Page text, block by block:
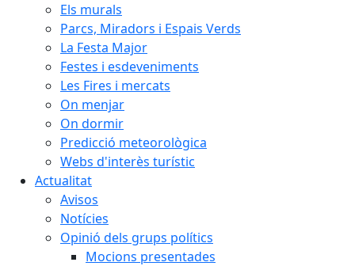
Els murals
Parcs, Miradors i Espais Verds
La Festa Major
Festes i esdeveniments
Les Fires i mercats
On menjar
On dormir
Predicció meteorològica
Webs d'interès turístic
Actualitat
Avisos
Notícies
Opinió dels grups polítics
Mocions presentades